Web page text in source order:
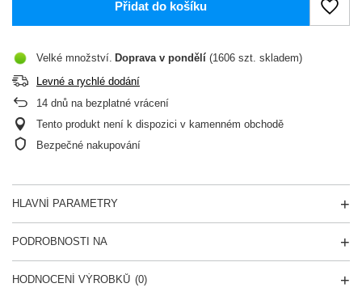
Přidat do košíku
Velké množství Doprava v pondělí (1606 szt. skladem)
Levné a rychlé dodání
14 dnů na bezplatné vrácení
Tento produkt není k dispozici v kamenném obchodě
Bezpečné nakupování
HLAVNÍ PARAMETRY
PODROBNOSTI NA
HODNOCENÍ VÝROBKŮ (0)